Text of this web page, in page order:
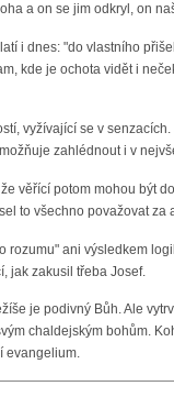
a on se jim odkryl, on
i dnes: "do vlastního
kde je ochota vidět i
vyžívající se v
zahlédnout i v
věřící potom mohou být
to všechno považovat
rozumu" ani výsledkem
jak zakusil třeba Josef.
je podivný Bůh. Ale
chaldejským bohům.
evangelium.